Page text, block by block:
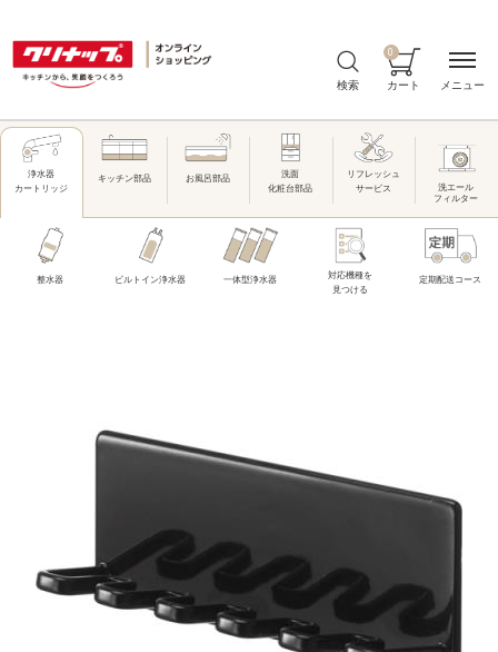
検索 カート
0
浄水器
カートリッジ
キッチン部品 お風呂部品
洗面
化粧台部品
リフレッシュ
サービス
洗エール
フィルター
整水器 ビルトイン浄水器 一体型浄水器
対応機種を
見つける
定期配送コース
メニュー